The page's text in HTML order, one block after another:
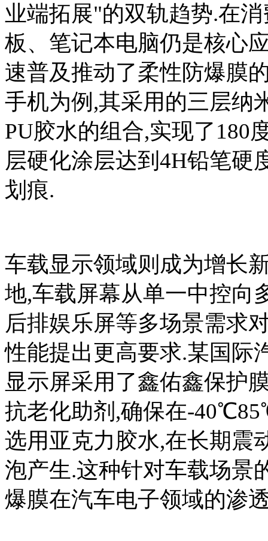
业端拓展"的双轨趋势.在
板、笔记本电脑仍是核心
速普及推动了柔性防爆膜
手机为例,其采用的三层纳
PU胶水的组合,实现了180
层硬化涂层达到4H铅笔硬
划痕.
车载显示领域则成为增长
地,车载屏幕从单一中控向
后排娱乐屏等多场景需求
性能提出更高要求.某国际
显示屏采用了鑫佑鑫保护
抗老化助剂,确保在-
选用亚克力胶水,在长期震
泡产生.这种针对车载场景
爆膜在汽车电子领域的渗